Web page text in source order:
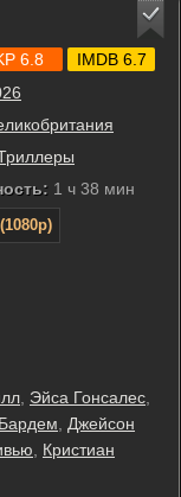
1 ч 38 мин
6.8 IMDB 6.7
Эйса Гонсалес
Джейсон
Кристиан